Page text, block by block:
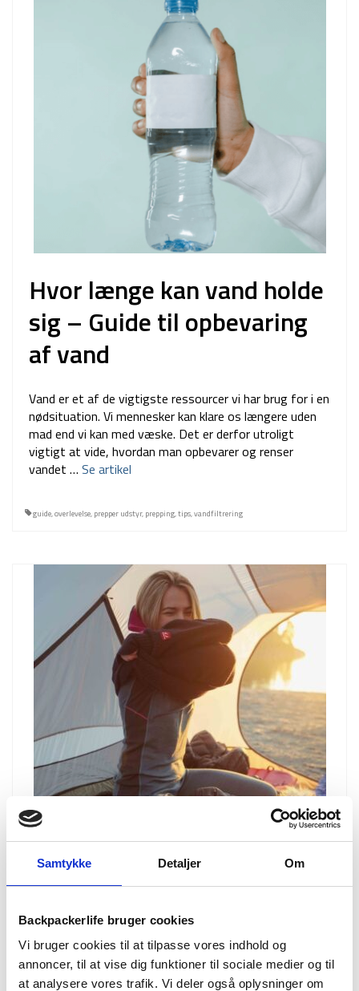
Samtykke Detaljer Om
Backpackerlife bruger cookies
Vi bruger cookies til at tilpasse vores indhold og
annoncer, til at vise dig funktioner til sociale medier og til
at analysere vores trafik. Vi deler også oplysninger om
Hvor længe kan vand holde
sig – Guide til opbevaring
af vand
Vand er et af de vigtigste ressourcer vi har brug for i en
nødsituation. Vi mennesker kan klare os længere uden
mad end vi kan med væske. Det er derfor utroligt
vigtigt at vide, hvordan man opbevarer og renser
vandet … Se artikel
guide,overlevelse, prepper udstyr, prepping,tips,vandfiltrering
Merino uld – 5 grunde til
hvorfor du skal vælge
merino uld